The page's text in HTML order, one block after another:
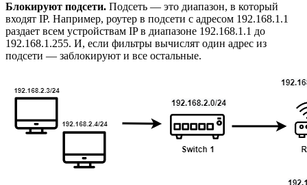
Блокируют подсети. Подсеть — это диапазон, в который
входят IP. Например, роутер в подсети с адресом 192.168.1.1
раздает всем устройствам IP в диапазоне 192.168.1.1 до
192.168.1.255. И, если фильтры вычислят один адрес из
подсети — заблокируют и все остальные.